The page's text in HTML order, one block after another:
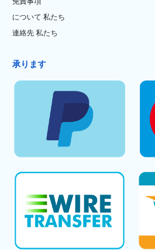
について 私たち
連絡先 私たち
承ります